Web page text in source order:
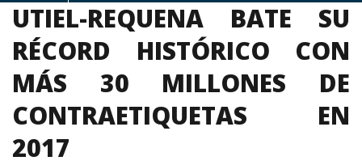
UTIEL-REQUENA BATE SU
RÉCORD HISTÓRICO CON
MÁS 30 MILLONES DE
CONTRAETIQUETAS EN
2017